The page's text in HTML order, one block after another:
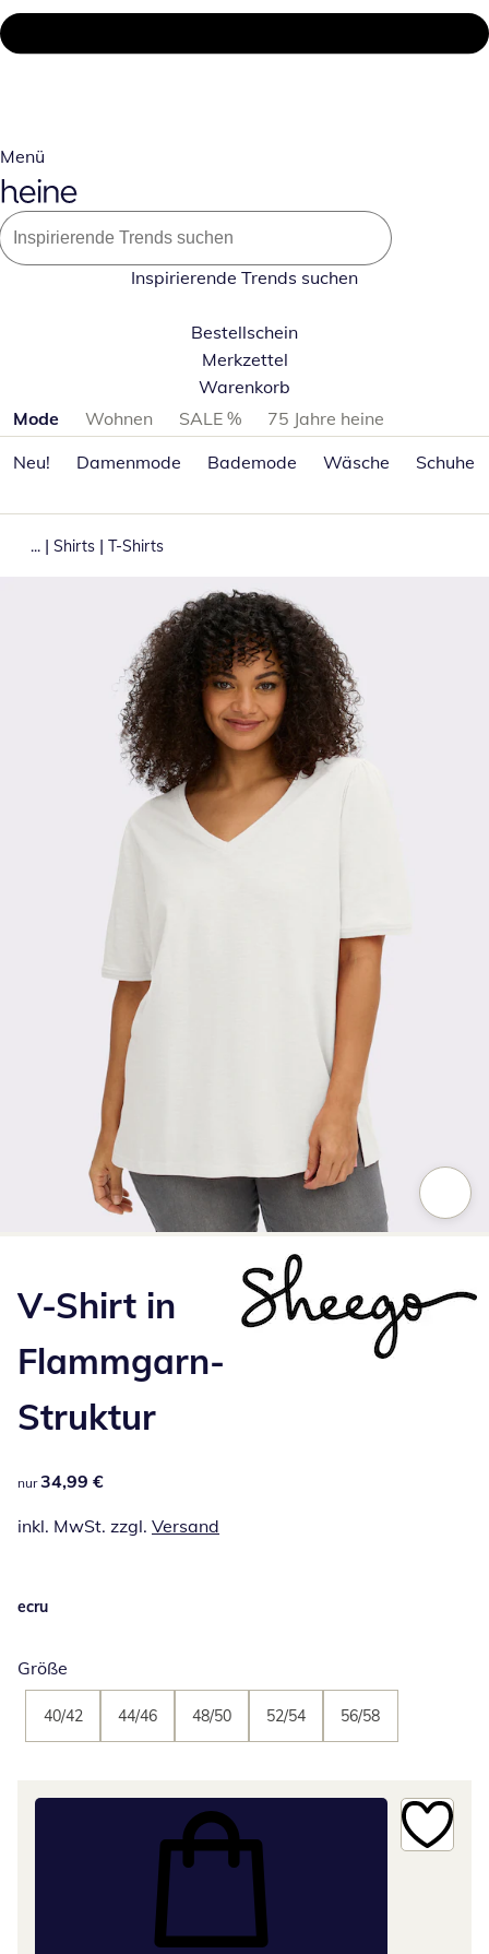
Menü
Inspirierende Trends suchen
Bestellschein
Merkzettel
Warenkorb
Produktkategorien überspringen
Mode Wohnen SALE %
75 Jahre heine
Neu!
Damenmode Bademode Wäsche Schuhe
... | Shirts | T-Shirts
V-Shirt in
Flammgarn-
Struktur
34,99 €
nur 34,99 €
inkl. MwSt. zzgl. Versand
ecru
Größe
40/42 44/46 48/50 52/54 56/58